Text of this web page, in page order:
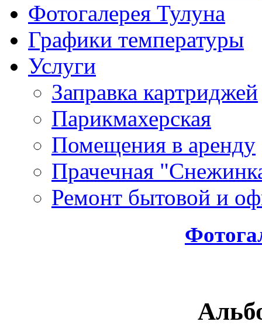
Фотогалерея Тулуна
Графики температуры
Услуги
Заправка картриджей
Парикмахерская
Помещения в аренду
Прачечная
Ремонт бытовой и